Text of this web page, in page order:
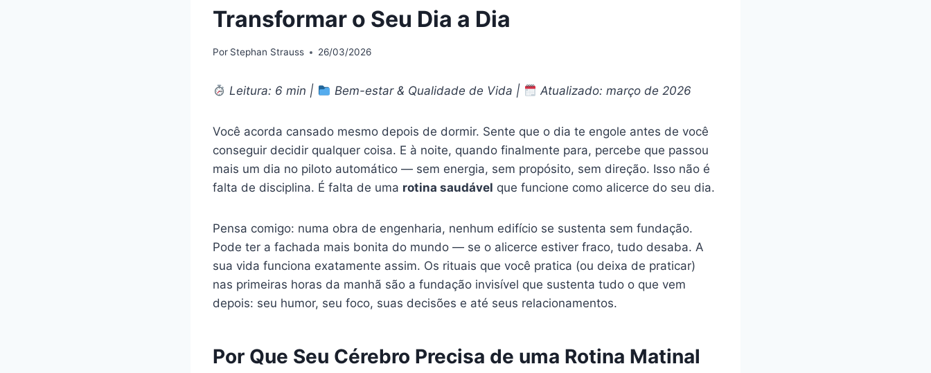
Transformar o Seu Dia a Dia
Por Stephan Strauss 26/03/2026
Leitura: 6 min | Bem-estar & Qualidade de Vida | Atualizado: março de 2026
Você acorda cansado mesmo depois de dormir. Sente que o dia te engole antes de você
conseguir decidir qualquer coisa. E à noite, quando finalmente para, percebe que passou
mais um dia no piloto automático — sem energia, sem propósito, sem direção. Isso não é
falta de disciplina. É falta de uma rotina saudável que funcione como alicerce do seu dia.
Pensa comigo: numa obra de engenharia, nenhum edifício se sustenta sem fundação.
Pode ter a fachada mais bonita do mundo — se o alicerce estiver fraco, tudo desaba. A
sua vida funciona exatamente assim. Os rituais que você pratica (ou deixa de praticar)
nas primeiras horas da manhã são a fundação invisível que sustenta tudo o que vem
depois: seu humor, seu foco, suas decisões e até seus relacionamentos.
Por Que Seu Cérebro Precisa de uma Rotina Matinal